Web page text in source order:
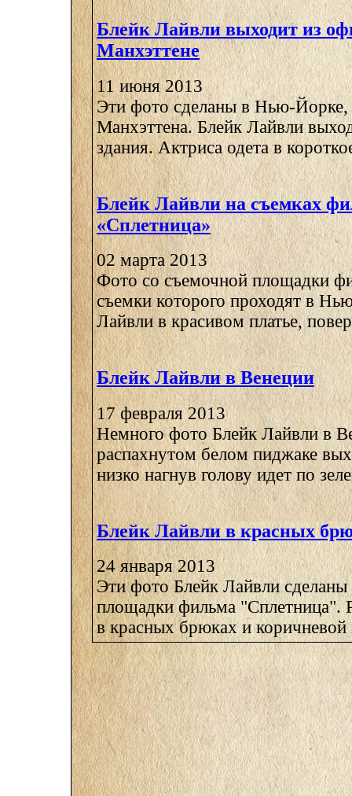
Блейк Лайвли выходит из
Манхэттене
11 июня 2013
Эти фото сделаны в Нью-Йорке,
Манхэттена. Блейк Лайвли
здания. Актриса одета в
Блейк Лайвли на съемках
«Сплетница»
02 марта 2013
Фото со съемочной площадки
съемки которого проходят в
Лайвли в красивом платье,
Блейк Лайвли в Венеции
17 февраля 2013
Немного фото Блейк Лайвли в
распахнутом белом пиджаке
низко нагнув голову идет по
Блейк Лайвли в красных
24 января 2013
Эти фото Блейк Лайвли
площадки фильма "Сплетница".
в красных брюках и коричневой